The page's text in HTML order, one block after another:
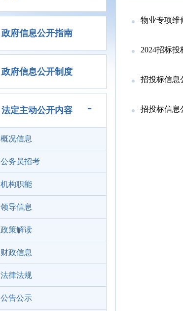
政府信息公开指南
政府信息公开制度
法定主动公开内容 -
概况信息
公务员招考
机构职能
领导信息
政策解读
财政信息
法律法规
公告公示
物业专项维
2024招标
招投标信息
招投标信息